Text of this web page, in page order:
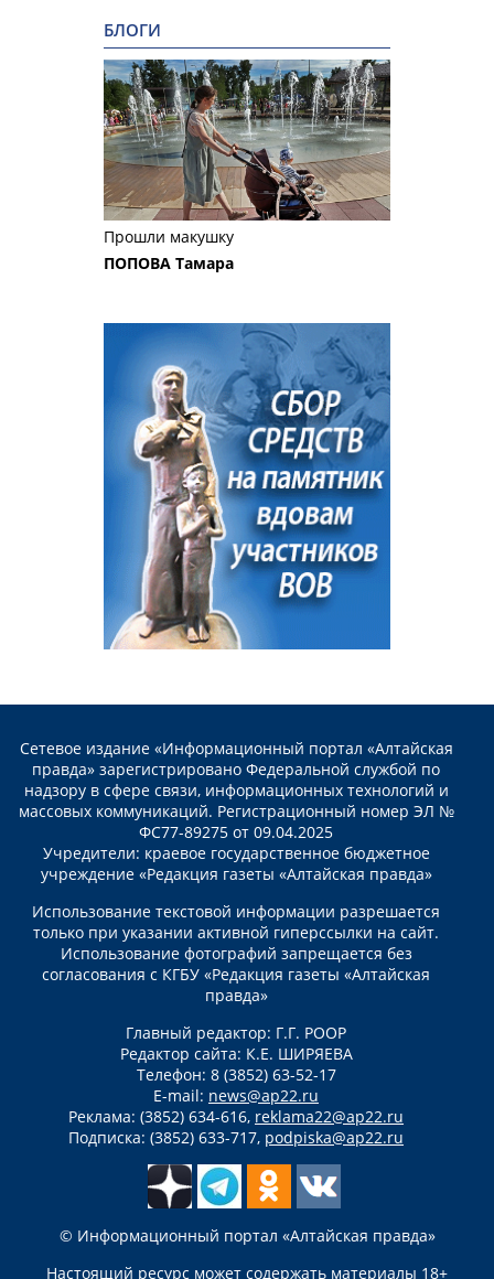
БЛОГИ
Прошли макушку
ПОПОВА Тамара
Сетевое издание «Информационный портал «Алтайская
правда» зарегистрировано Федеральной службой по
надзору в сфере связи, информационных технологий и
массовых коммуникаций. Регистрационный номер ЭЛ №
ФС77-89275 от 09.04.2025
Учредители: краевое государственное бюджетное
учреждение «Редакция газеты «Алтайская правда»
Использование текстовой информации разрешается
только при указании активной гиперссылки на сайт.
Использование фотографий запрещается без
согласования с КГБУ «Редакция газеты «Алтайская
правда»
Главный редактор: Г.Г. РООР
Редактор сайта: К.Е. ШИРЯЕВА
Телефон: 8 (3852) 63-52-17
E-mail: news@ap22.ru
Реклама: (3852) 634-616, reklama22@ap22.ru
Подписка: (3852) 633-717, podpiska@ap22.ru
© Информационный портал «Алтайская правда»
Настоящий ресурс может содержать материалы 18+